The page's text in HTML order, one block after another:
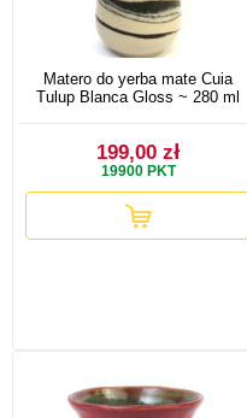
Matero do yerba mate Cuia
Tulup Blanca Gloss ~ 280 ml
199,00 zł
19900PKT